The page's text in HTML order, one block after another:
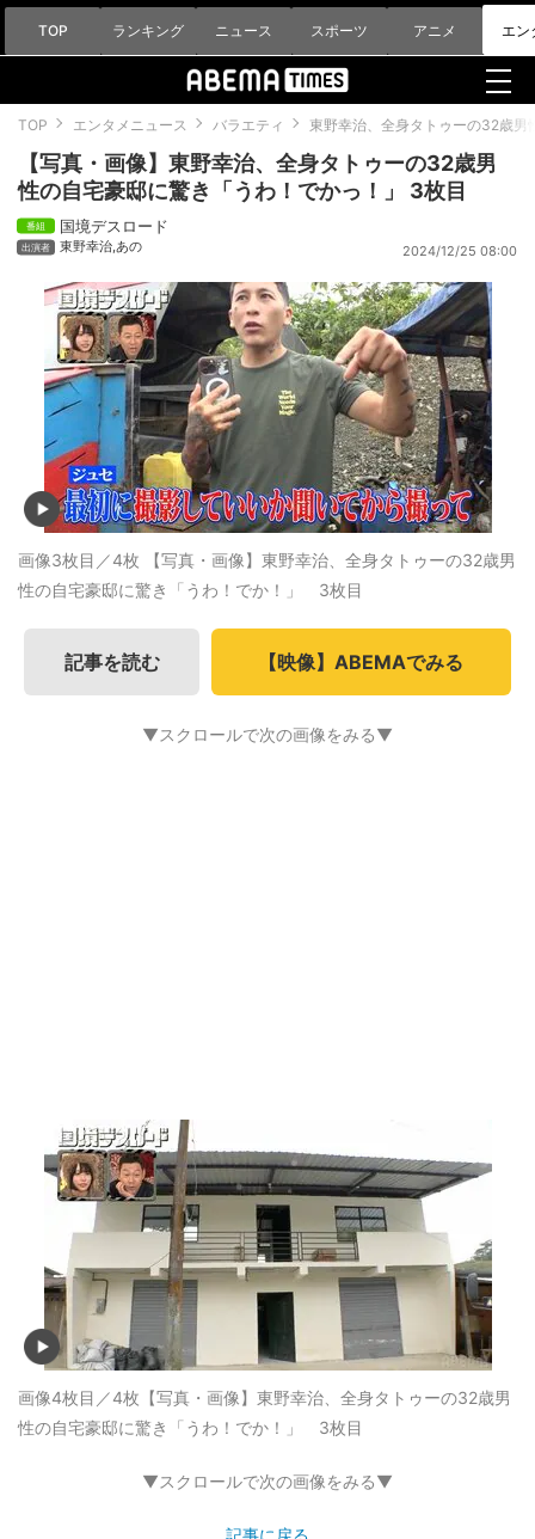
TOP ランキング ニュース スポーツ アニメ エン
TOP エンタメニュース バラエティ 東野幸治、全身タトゥーの32歳
【写真・画像】東野幸治、全身タトゥーの32歳男
性の自宅豪邸に驚き「うわ！でかっ！」 3枚目
国境デスロード
東野幸治,あの 2024/12/25 08:00
画像3枚目／4枚 【写真・画像】東野幸治、全身タトゥーの32歳男
性の自宅豪邸に驚き「うわ！でか！」 3枚目
記事を読む 【映像】ABEMAでみる
▼スクロールで次の画像をみる▼
画像4枚目／4枚 【写真・画像】東野幸治、全身タトゥーの32歳男
性の自宅豪邸に驚き「うわ！でか！」 3枚目
▼スクロールで次の画像をみる▼
記事に戻る